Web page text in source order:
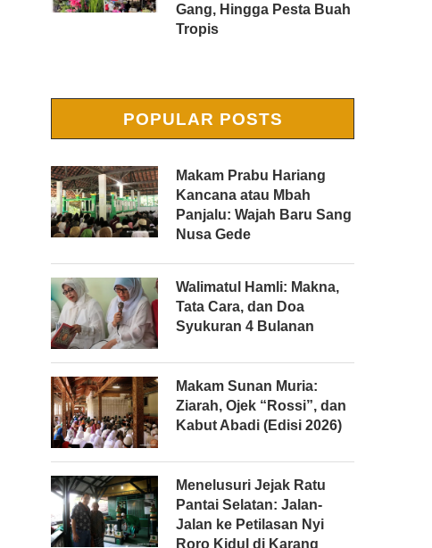
Gang, Hingga Pesta Buah
Tropis
POPULAR POSTS
Makam Prabu Hariang
Kancana atau Mbah
Panjalu: Wajah Baru Sang
Nusa Gede
Walimatul Hamli: Makna,
Tata Cara, dan Doa
Syukuran 4 Bulanan
Makam Sunan Muria:
Ziarah, Ojek “Rossi”, dan
Kabut Abadi (Edisi 2026)
Menelusuri Jejak Ratu
Pantai Selatan: Jalan-
Jalan ke Petilasan Nyi
Roro Kidul di Karang